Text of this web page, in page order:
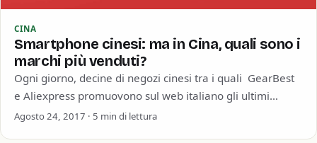
CINA
Smartphone cinesi: ma in Cina, quali sono i
marchi più venduti?
Ogni giorno, decine di negozi cinesi tra i quali GearBest
e Aliexpress promuovono sul web italiano gli ultimi
modelli di telefonia cinese.…
Agosto 24, 2017 · 5 min di lettura